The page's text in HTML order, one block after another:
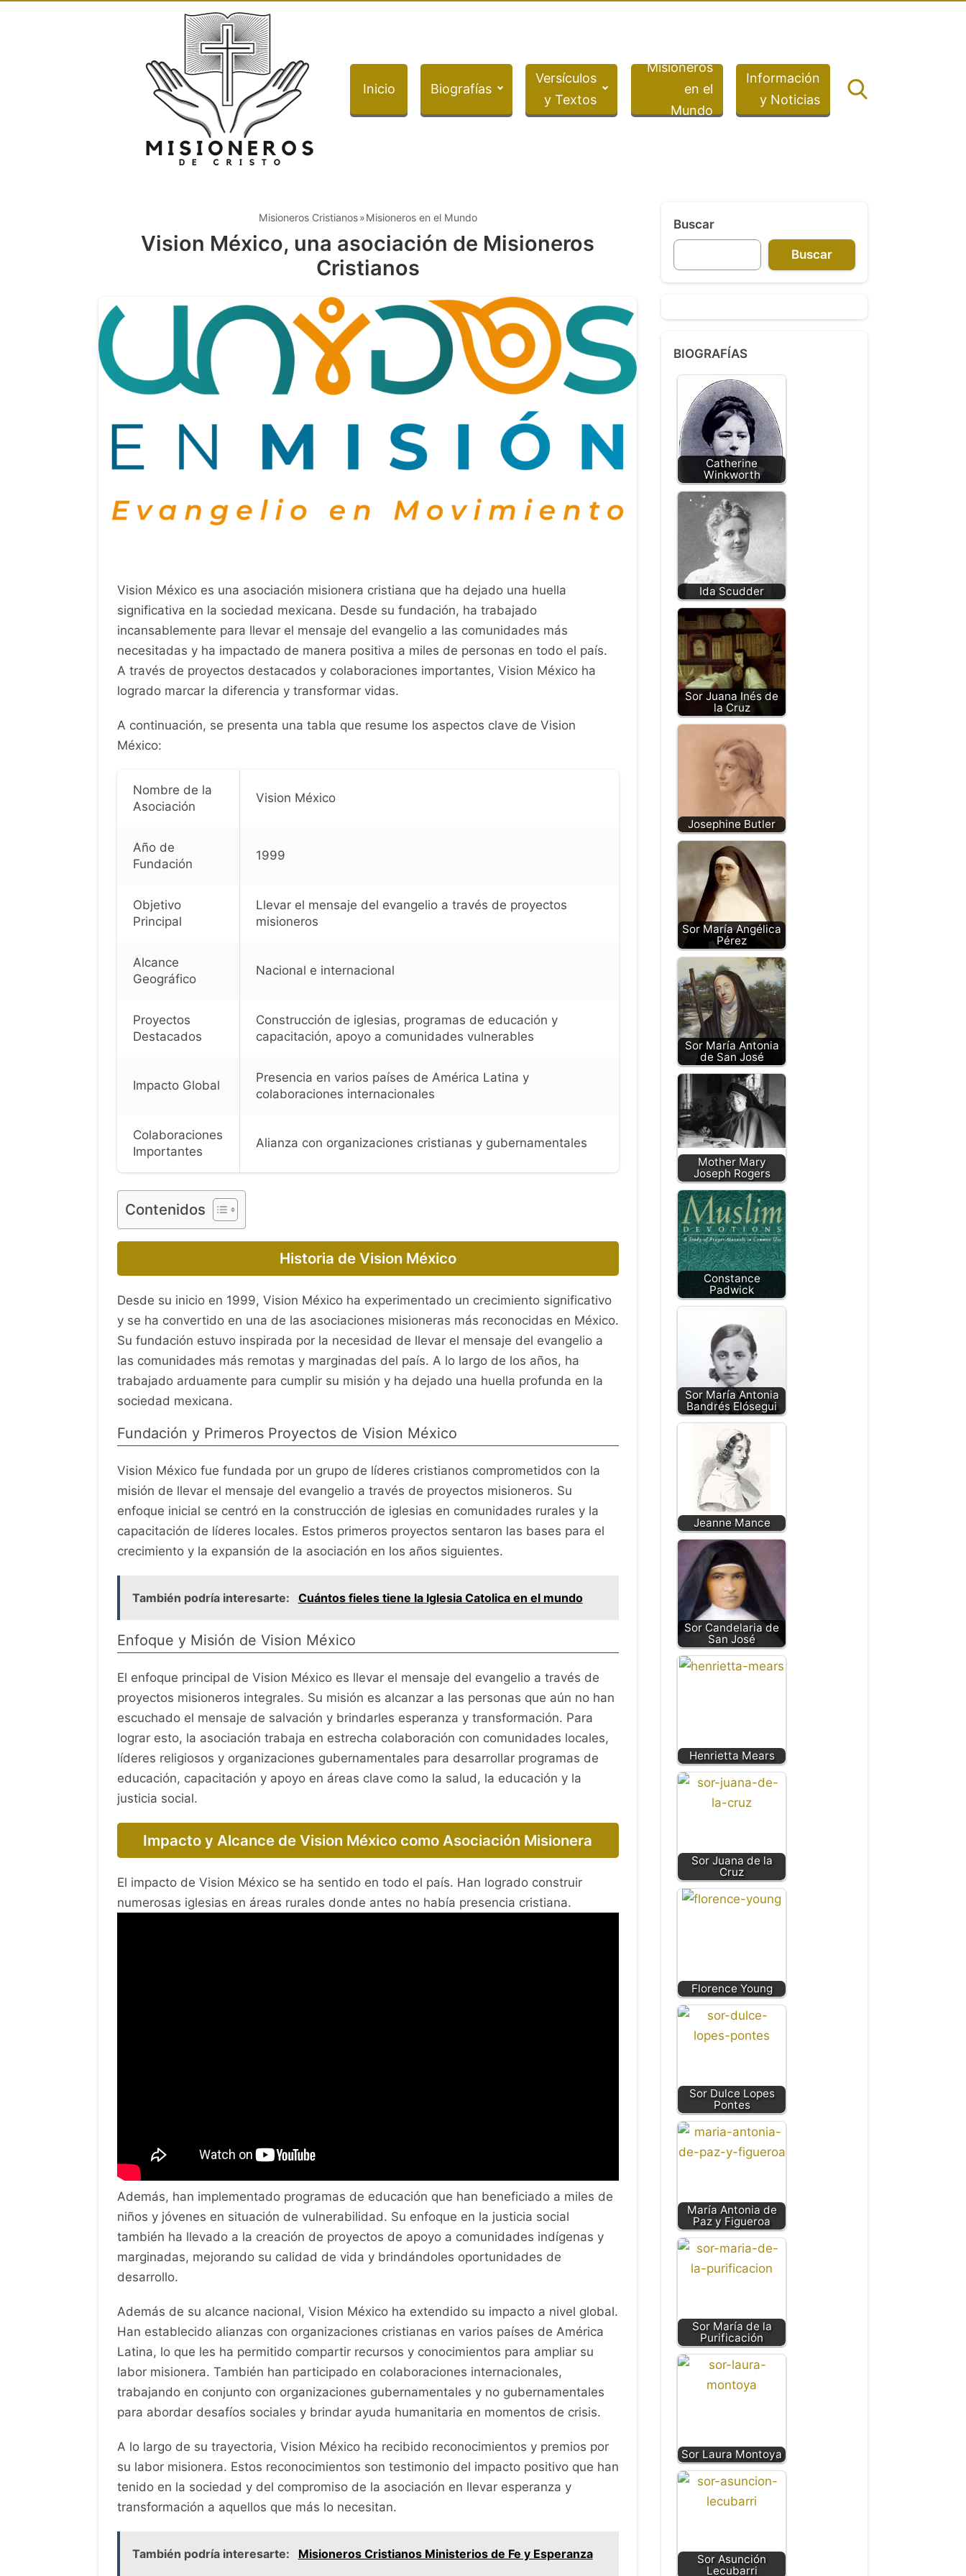
Inicio Biografías
Versículos
y Textos
Misioneros
en el
Mundo
Información
y Noticias
Misioneros Cristianos Misioneros en el Mundo
Vision México, una asociación de Misioneros
Cristianos
Vision México es una asociación misionera cristiana que ha dejado una huella
significativa en la sociedad mexicana. Desde su fundación, ha trabajado
incansablemente para llevar el mensaje del evangelio a las comunidades más
necesitadas y ha impactado de manera positiva a miles de personas en todo el país.
A través de proyectos destacados y colaboraciones importantes, Vision México ha
logrado marcar la diferencia y transformar vidas.
A continuación, se presenta una tabla que resume los aspectos clave de Vision
México:
Nombre de la
Asociación
Vision México
Año de
Fundación
1999
Objetivo
Principal
Llevar el mensaje del evangelio a través de proyectos
misioneros
Alcance
Geográfico
Nacional e internacional
Proyectos
Destacados
Construcción de iglesias, programas de educación y
capacitación, apoyo a comunidades vulnerables
Impacto Global
Presencia en varios países de América Latina y
colaboraciones internacionales
Colaboraciones
Importantes
Alianza con organizaciones cristianas y gubernamentales
Contenidos
Historia de Vision México
Desde su inicio en 1999, Vision México ha experimentado un crecimiento significativo
y se ha convertido en una de las asociaciones misioneras más reconocidas en México.
Su fundación estuvo inspirada por la necesidad de llevar el mensaje del evangelio a
las comunidades más remotas y marginadas del país. A lo largo de los años, ha
trabajado arduamente para cumplir su misión y ha dejado una huella profunda en la
sociedad mexicana.
Fundación y Primeros Proyectos de Vision México
Vision México fue fundada por un grupo de líderes cristianos comprometidos con la
misión de llevar el mensaje del evangelio a través de proyectos misioneros. Su
enfoque inicial se centró en la construcción de iglesias en comunidades rurales y la
capacitación de líderes locales. Estos primeros proyectos sentaron las bases para el
crecimiento y la expansión de la asociación en los años siguientes.
También podría interesarte: Cuántos fieles tiene la Iglesia Catolica en el mundo
Enfoque y Misión de Vision México
El enfoque principal de Vision México es llevar el mensaje del evangelio a través de
proyectos misioneros integrales. Su misión es alcanzar a las personas que aún no han
escuchado el mensaje de salvación y brindarles esperanza y transformación. Para
lograr esto, la asociación trabaja en estrecha colaboración con comunidades locales,
líderes religiosos y organizaciones gubernamentales para desarrollar programas de
educación, capacitación y apoyo en áreas clave como la salud, la educación y la
justicia social.
Impacto y Alcance de Vision México como Asociación Misionera
El impacto de Vision México se ha sentido en todo el país. Han logrado construir
numerosas iglesias en áreas rurales donde antes no había presencia cristiana.
Además, han implementado programas de educación que han beneficiado a miles de
niños y jóvenes en situación de vulnerabilidad. Su enfoque en la justicia social
también ha llevado a la creación de proyectos de apoyo a comunidades indígenas y
marginadas, mejorando su calidad de vida y brindándoles oportunidades de
desarrollo.
Además de su alcance nacional, Vision México ha extendido su impacto a nivel global.
Han establecido alianzas con organizaciones cristianas en varios países de América
Latina, lo que les ha permitido compartir recursos y conocimientos para ampliar su
labor misionera. También han participado en colaboraciones internacionales,
trabajando en conjunto con organizaciones gubernamentales y no gubernamentales
para abordar desafíos sociales y brindar ayuda humanitaria en momentos de crisis.
A lo largo de su trayectoria, Vision México ha recibido reconocimientos y premios por
su labor misionera. Estos reconocimientos son testimonio del impacto positivo que han
tenido en la sociedad y del compromiso de la asociación en llevar esperanza y
transformación a aquellos que más lo necesitan.
También podría interesarte: Misioneros Cristianos Ministerios de Fe y Esperanza
Buscar
Buscar
BIOGRAFÍAS
Catherine
Winkworth
Ida Scudder
Sor Juana Inés de
la Cruz
Josephine Butler
Sor María Angélica
Pérez
Sor María Antonia
de San José
Mother Mary
Joseph Rogers
Constance
Padwick
Sor María Antonia
Bandrés Elósegui
Jeanne Mance
Sor Candelaria de
San José
Henrietta Mears
Sor Juana de la
Cruz
Florence Young
Sor Dulce Lopes
Pontes
María Antonia de
Paz y Figueroa
Sor María de la
Purificación
Sor Laura Montoya
Sor Asunción
Lecubarri